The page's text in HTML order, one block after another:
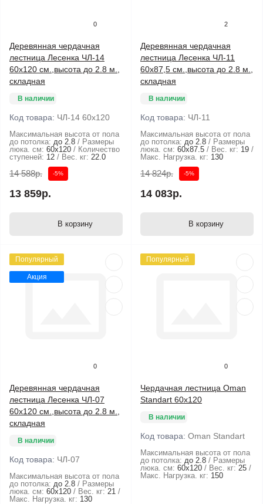
0
Деревянная чердачная
лестница Лесенка ЧЛ-14
60x120 см.,высота до 2.8 м.,
складная
В наличии
Код товара: ЧЛ-14 60x120
Максимальная высота от пола
до потолка: до 2.8
Размеры
люка. см: 60x120
Количество
ступеней: 12 Вес. кг: 22.0
14 588р. -5%
13 859р.
В корзину
2
Деревянная чердачная
лестница Лесенка ЧЛ-11
60x87,5 см.,высота до 2.8 м.,
складная
В наличии
Код товара: ЧЛ-11
Максимальная высота от пола
до потолка: до 2.8
Размеры
люка. см: 60х87.5 Вес. кг: 19
Макс. Нагрузка. кг: 130
14 824р. -5%
14 083р.
В корзину
Популярный
Акция
0
Деревянная чердачная
лестница Лесенка ЧЛ-07
60x120 см.,высота до 2.8 м.,
складная
В наличии
Код товара: ЧЛ-07
Максимальная высота от пола
до потолка: до 2.8
Размеры
люка. см: 60x120 Вес. кг: 21
Макс. Нагрузка. кг: 130
Популярный
0
Чердачная лестница Oman
Standart 60х120
В наличии
Код товара: Oman Standart
Максимальная высота от пола
до потолка: до 2.8
Размеры
люка. см: 60x120 Вес. кг: 25
Макс. Нагрузка. кг: 150